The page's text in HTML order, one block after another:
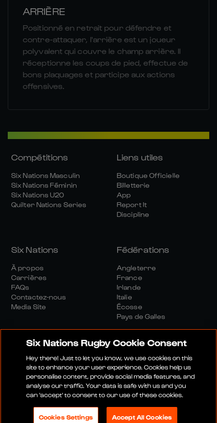
ARRIÈRE
Positionné en retrait pour défendre et
contre-attaquer, l'arrière est un joueur
polyvalent qui couvre le champ arrière. Il
réceptionne les coups de pied, effectue de
bons plaquages et participe aux actions
offensives.
Compétitions
Six Nations Masculin
Six Nations Féminin
Six Nations U20
Quilter Nations Series
Liens utiles
Boutique Officielle
Billetterie
App
Report It
Discipline
Six Nations
À propos
Carrières
FAQs
Contactez-nous
Media Site
Fédérations
Angleterre
France
Irlande
Italie
Écosse
Pays de Galles
Site Média Conditions Générales
Politique De ConfidentialitéPolitique De Cookies
Politique Sociale Et Numérique
Six Nations Rugby Cookie Consent
Hey there! Just to let you know, we use cookies on this
site to enhance your user experience. Cookies help us
personalise content, provide social media features, and
analyse our traffic. Your data is safe with us and you
can 'accept' to consent to our use of these cookies.
Cookies Settings Accept All Cookies